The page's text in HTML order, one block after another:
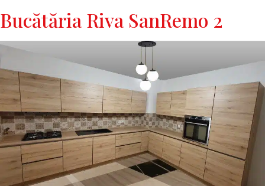
Bucătăria Riva SanRemo 2